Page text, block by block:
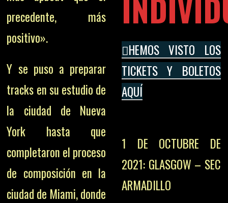
precedente, más
positivo».
Y se puso a preparar
tracks en su estudio de
la ciudad de Nueva
York hasta que
completaron el proceso
de composición en la
ciudad de Miami, donde
HEMOS VISTO LOS
TICKETS Y BOLETOS
AQUÍ
1 DE OCTUBRE DE
2021: GLASGOW – SEC
ARMADILLO